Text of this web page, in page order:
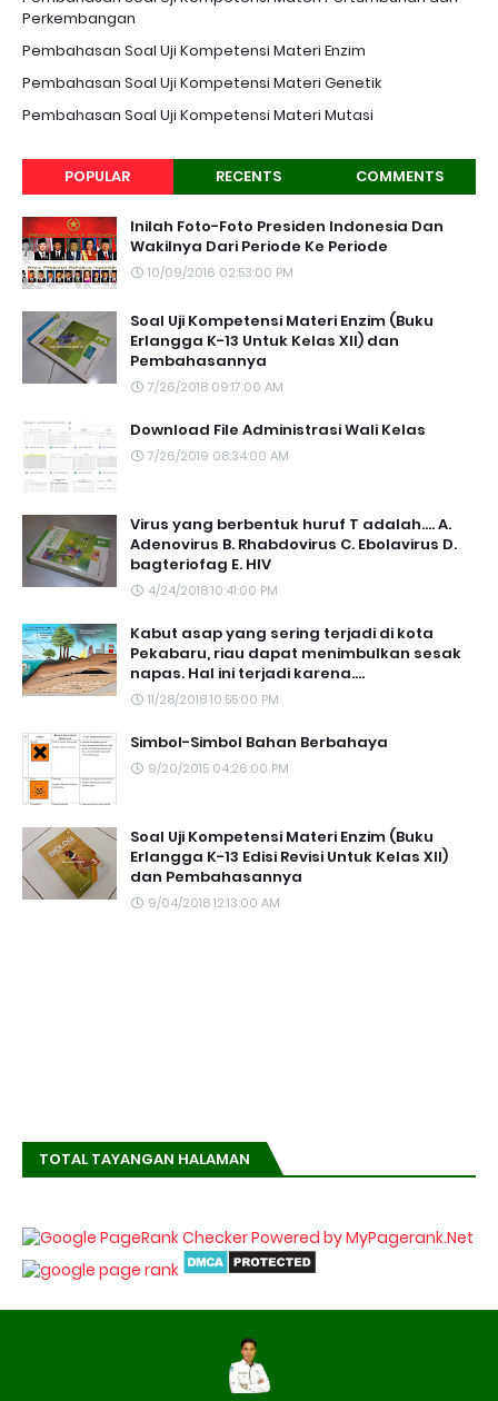
Perkembangan
Pembahasan Soal Uji Kompetensi Materi Enzim
Pembahasan Soal Uji Kompetensi Materi Genetik
Pembahasan Soal Uji Kompetensi Materi Mutasi
POPULAR RECENTS COMMENTS
Inilah Foto-Foto Presiden Indonesia Dan
Wakilnya Dari Periode Ke Periode
10/09/2016 02:53:00 PM
Soal Uji Kompetensi Materi Enzim (Buku
Erlangga K-13 Untuk Kelas XII) dan
Pembahasannya
7/26/2018 09:17:00 AM
Download File Administrasi Wali Kelas
7/26/2019 08:34:00 AM
Virus yang berbentuk huruf T adalah.... A.
Adenovirus B. Rhabdovirus C. Ebolavirus D.
bagteriofag E. HIV
4/24/2018 10:41:00 PM
Kabut asap yang sering terjadi di kota
Pekabaru, riau dapat menimbulkan sesak
napas. Hal ini terjadi karena....
11/28/2018 10:55:00 PM
Simbol-Simbol Bahan Berbahaya
9/20/2015 04:26:00 PM
Soal Uji Kompetensi Materi Enzim (Buku
Erlangga K-13 Edisi Revisi Untuk Kelas XII)
dan Pembahasannya
9/04/2018 12:13:00 AM
TOTAL TAYANGAN HALAMAN